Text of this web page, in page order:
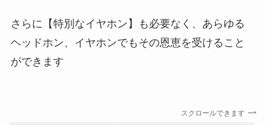
さらに【特別なイヤホン】も必要なく、あらゆる
ヘッドホン、イヤホンでもその恩恵を受けること
ができます
スクロールできます